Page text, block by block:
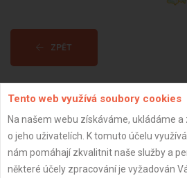
ZPĚT
Aktualizováno z portálu ARES dne
Tento web využívá soubory cookies
Na našem webu získáváme, ukládáme
o jeho uživatelích. K tomuto účelu
nám pomáhají zkvalitnit naše služby a
některé účely zpracování je vyžadován